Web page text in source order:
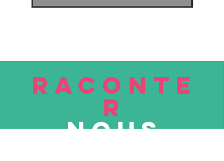
RACONTE
R
nous